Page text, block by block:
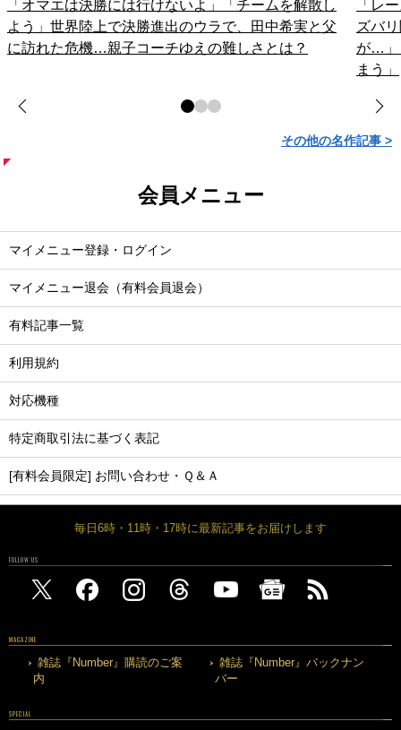
「オマエは決勝には行けないよ」「チームを解散し
よう」世界陸上で決勝進出のウラで、田中希実と父
に訪れた危機…親子コーチゆえの難しさとは？
「レ
ズバ
が…」
まう」
その他の名作記事 >
会員メニュー
マイメニュー登録・ログイン
マイメニュー退会（有料会員退会）
有料記事一覧
利用規約
対応機種
特定商取引法に基づく表記
[有料会員限定] お問い合わせ・Ｑ＆Ａ
毎日6時・11時・17時に最新記事をお届けします
FOLLOW US
MAGAZINE
雑誌『Number』購読のご案
内
雑誌『Number』バックナン
バー
SPECIAL